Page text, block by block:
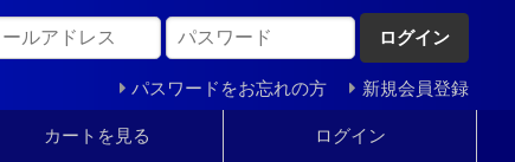
ログイン
パスワードをお忘れの方 新規会員登録
カートを見る ログイン